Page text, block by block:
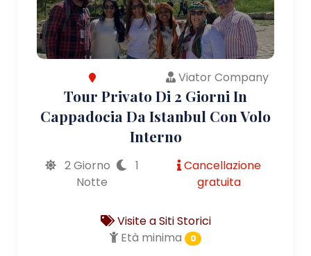
Viator Company
Tour Privato Di 2 Giorni In
Cappadocia Da Istanbul Con Volo
Interno
2 Giorno
1
Notte
Cancellazione
gratuita
Visite a Siti Storici
Età minima
0